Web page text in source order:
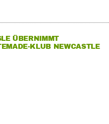
ÜBERNIMMT
KLUB NEWCASTLE